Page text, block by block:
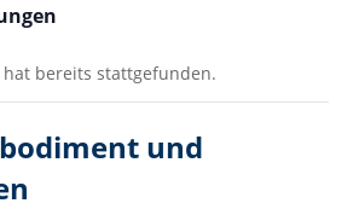
bereits stattgefunden.
und